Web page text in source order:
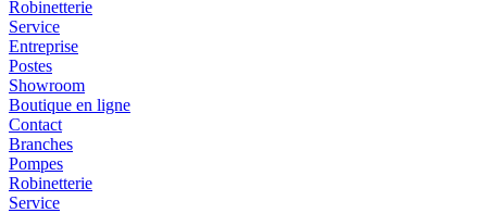
Robinetterie
Service
Entreprise
Postes
Showroom
Boutique en ligne
Contact
Branches
Pompes
Robinetterie
Service